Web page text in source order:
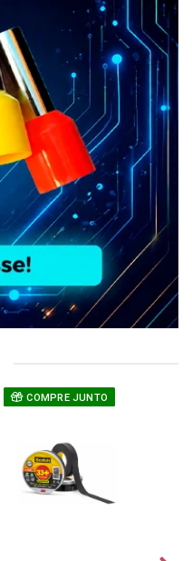
COMPRE JUNTO